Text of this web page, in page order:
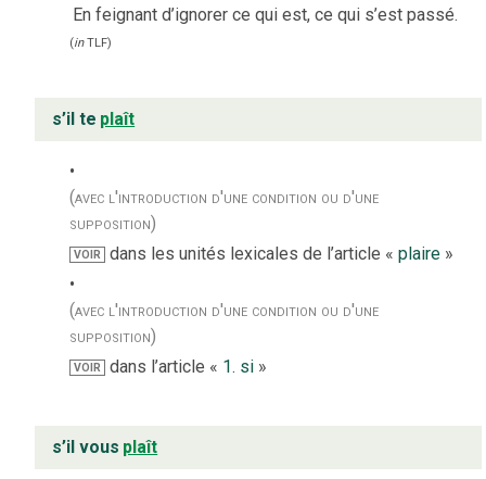
En feignant d’ignorer ce qui est, ce qui s’est passé.
(inTLF)
s’il te plaît
(avec l'introduction d'une condition ou d'une
supposition)
VOIR dans les unités lexicales de l’article «plaire »
(avec l'introduction d'une condition ou d'une
supposition)
VOIR dans l’article « 1. si »
s’il vous plaît